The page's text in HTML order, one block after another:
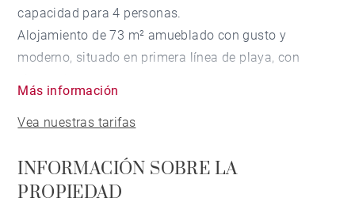
capacidad para 4 personas.
Alojamiento de 73 m² amueblado con gusto y
moderno, situado en primera línea de playa, con
al mar.
terraza, plancha, acceso internet (wifi), secador,
balcón, calefacción radiadores eléctricos,
Más información
Vea nuestras tarifas
INFORMACIÓN SOBRE LA
PROPIEDAD